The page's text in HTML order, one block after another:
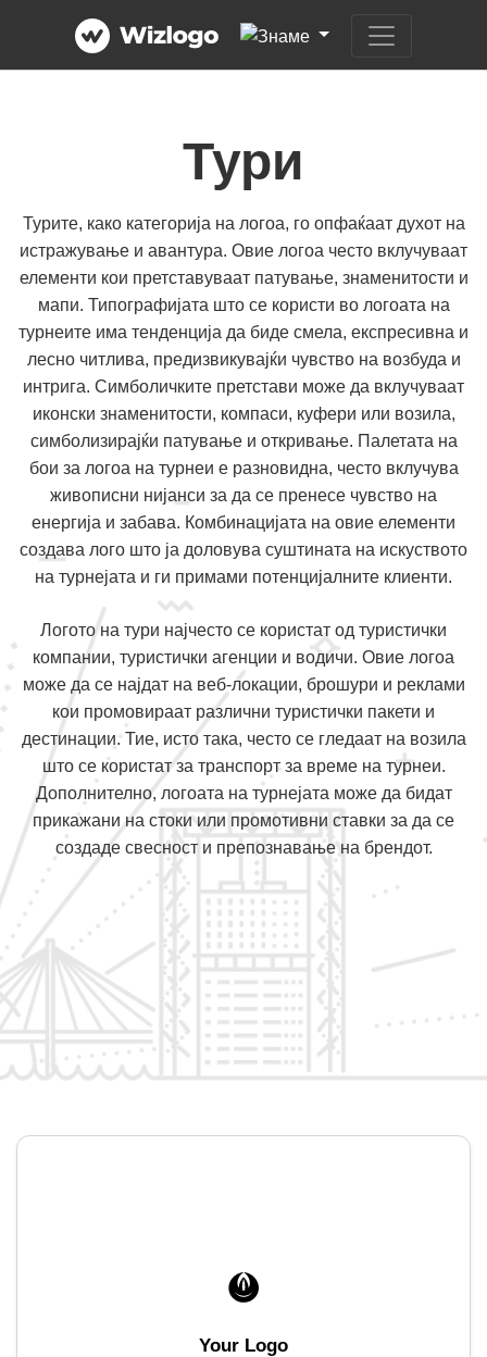
Тури
Турите, како категорија на логоа, го опфаќаат духот на
истражување и авантура. Овие логоа често вклучуваат
елементи кои претставуваат патување, знаменитости и
мапи. Типографијата што се користи во логоата на
турнеите има тенденција да биде смела, експресивна и
лесно читлива, предизвикувајќи чувство на возбуда и
интрига. Симболичките претстави може да вклучуваат
иконски знаменитости, компаси, куфери или возила,
симболизирајќи патување и откривање. Палетата на
бои за логоа на турнеи е разновидна, често вклучува
живописни нијанси за да се пренесе чувство на
енергија и забава. Комбинацијата на овие елементи
создава лого што ја доловува суштината на искуството
на турнејата и ги примами потенцијалните клиенти.
Логото на тури најчесто се користат од туристички
компании, туристички агенции и водичи. Овие логоа
може да се најдат на веб-локации, брошури и реклами
кои промовираат различни туристички пакети и
дестинации. Тие, исто така, често се гледаат на возила
што се користат за транспорт за време на турнеи.
Дополнително, логоата на турнејата може да бидат
прикажани на стоки или промотивни ставки за да се
создаде свесност и препознавање на брендот.
Your Logo